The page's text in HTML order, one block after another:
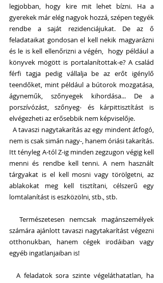
legjobban, hogy kire mit lehet bízni. Ha a
gyerekek már elég nagyok hozzá, szépen tegyék
rendbe a saját rezidenciájukat. De az ő
feladataikat gondosan el kell nekik magyarázni
és le is kell ellenőrizni a végén,  hogy például a
könyvek mögött is portalanítottak-e? A család
férfi tagja pedig vállalja be az erőt igénylő
teendőket, mint például a bútorok mozgatása,
ágyneműk, szőnyegek kihordása... De a
porszívózást, szőnyeg- és kárpittisztítást is
elvégezheti az erősebbik nem képviselője.
nem is csak simán nagy-, hanem óriási takarítás.
Itt tényleg A-tól Z-ig minden zegzugon végig kell
menni és rendbe kell tenni. A nem használt
tárgyakat is el kell mosni vagy törölgetni, az
ablakokat meg kell tisztítani, célszerű egy
lomtalanítást is eszközölni, stb., stb.
számára ajánlott tavaszi nagytakarítást végezni
otthonukban, hanem cégek irodáiban vagy
egyéb ingatlanjaiban is!